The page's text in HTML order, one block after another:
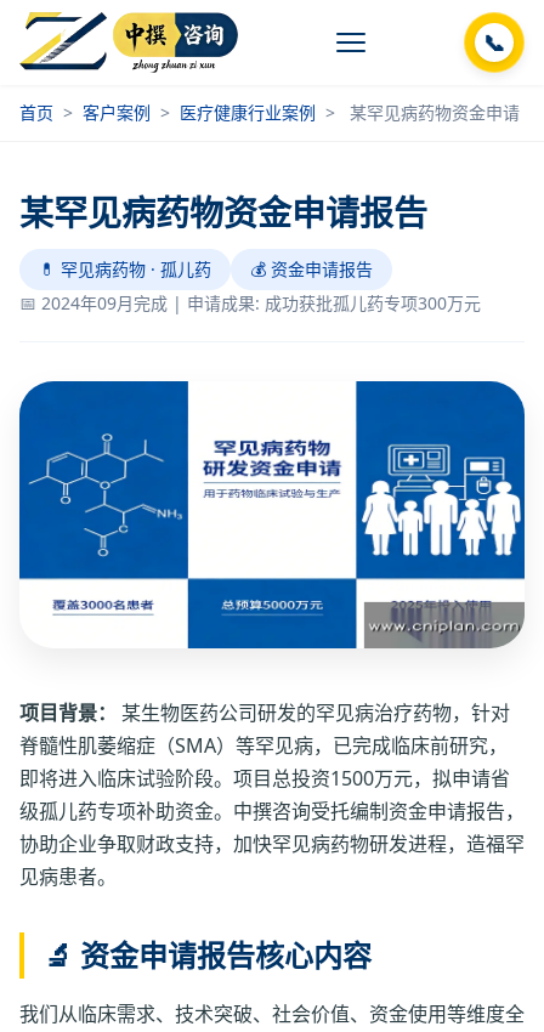
📞
首页 > 客户案例 > 医疗健康行业案例 > 某罕见病药物资金申请
某罕见病药物资金申请报告
💊 罕见病药物 · 孤儿药
💰 资金申请报告
📅 2024年09月完成 | 申请成果: 成功获批孤儿药专项300万元
项目背景：
某生物医药公司研发的罕见病治疗药物，针对
脊髓性肌萎缩症（SMA）等罕见病，已完成临床前研究，
即将进入临床试验阶段。项目总投资1500万元，拟申请省
级孤儿药专项补助资金。中撰咨询受托编制资金申请报告，
协助企业争取财政支持，加快罕见病药物研发进程，造福罕
见病患者。
🔬 资金申请报告核心内容
我们从临床需求、技术突破、社会价值、资金使用等维度全